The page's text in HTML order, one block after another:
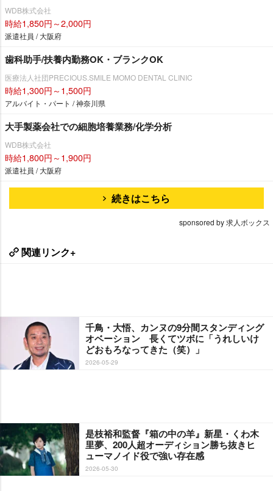
WDB株式会社
時給1,850円～2,000円
派遣社員 / 大阪府
歯科助手/扶養内勤務OK・ブランクOK
医療法人社団PRECIOUS.SMILE MOMO DENTAL CLINIC
時給1,300円～1,500円
アルバイト・パート / 神奈川県
大手製薬会社での細胞培養業務/化学分析
WDB株式会社
時給1,800円～1,900円
派遣社員 / 大阪府
続きはこちら
sponsored by 求人ボックス
関連リンク+
千鳥・大悟、カンヌの9分間スタンディング
オベーション 長くてツボに「うれしいけ
どおもろなってきた（笑）」
2026-05-29
是枝裕和監督『箱の中の羊』新星・くわ木
里夢、200人超オーディション勝ち抜きヒ
ューマノイド役で強い存在感
2026-05-30